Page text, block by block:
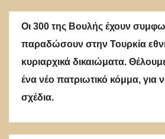
Οι 300 της Βουλής έχουν
παραδώσουν στην Τουρκία
κυριαρχικά δικαιώματα.
ένα νέο πατριωτικό κόμμα, για
σχέδια.